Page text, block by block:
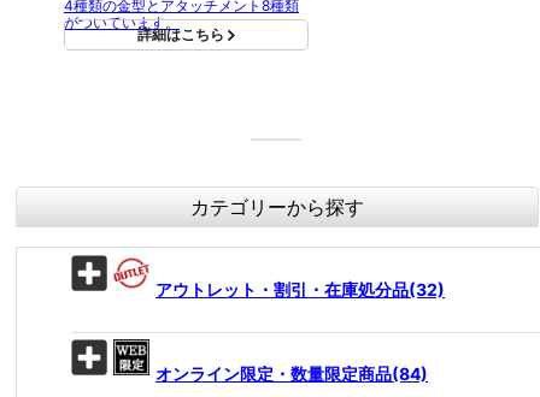
4種類の金型とアタッチメント8種類
がついています。
詳細はこちら
カテゴリーから探す
アウトレット・割引・在庫処分品(32)
オンライン限定・数量限定商品(84)